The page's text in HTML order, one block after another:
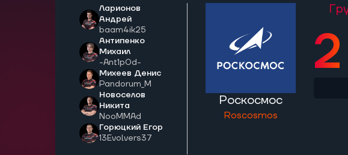
Ларионов
Андрей
baam4ik25
Антипенко
Михаил
-Ant1p0d-
Михеев Денис
Pandorum_M
Новоселов
Никита
NooMMAd
Горюцкий Егор
13Evolvers37
Роскосмос
Roscosmos
2